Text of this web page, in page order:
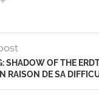
SHADOW OF THE
RAISON DE SA